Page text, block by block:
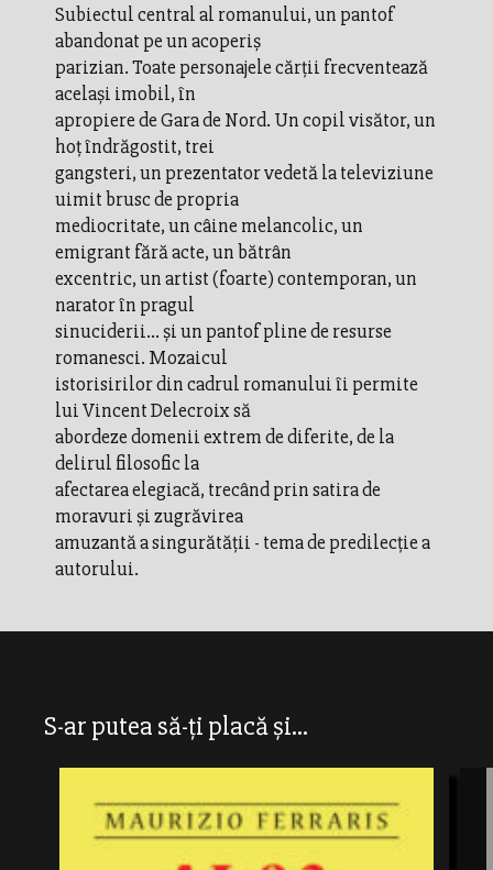
Subiectul central al romanului, un pantof
abandonat pe un acoperiş
parizian. Toate personajele cărţii frecventează
acelaşi imobil, în
apropiere de Gara de Nord. Un copil visător, un
hoţ îndrăgostit, trei
gangsteri, un prezentator vedetă la televiziune
uimit brusc de propria
mediocritate, un câine melancolic, un
emigrant fără acte, un bătrân
excentric, un artist (foarte) contemporan, un
narator în pragul
sinuciderii... şi un pantof pline de resurse
romanesci. Mozaicul
istorisirilor din cadrul romanului îi permite
lui Vincent Delecroix să
abordeze domenii extrem de diferite, de la
delirul filosofic la
afectarea elegiacă, trecând prin satira de
moravuri şi zugrăvirea
amuzantă a singurătăţii - tema de predilecţie a
autorului.
S-ar putea să-ți placă și...